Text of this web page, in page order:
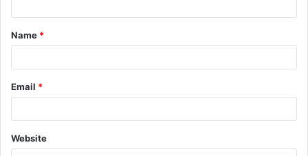
Name *
Email *
Website